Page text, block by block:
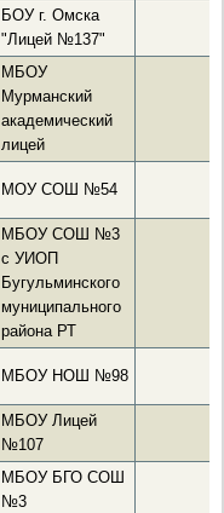
БОУ г. Омска
"Лицей №137"
МБОУ
Мурманский
академический
лицей
МОУ СОШ №54
МБОУ СОШ №3
с УИОП
Бугульминского
муниципального
района РТ
МБОУ НОШ №98
МБОУ Лицей
№107
МБОУ БГО СОШ
№3